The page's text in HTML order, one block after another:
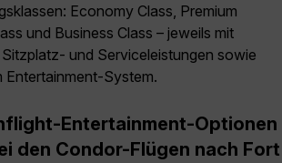
Economy Class, Premium
und Business Class – jeweils mit
und Serviceleistungen sowie
Entertainment-System.
Entertainment-Optionen
den Condor-Flügen nach Fort